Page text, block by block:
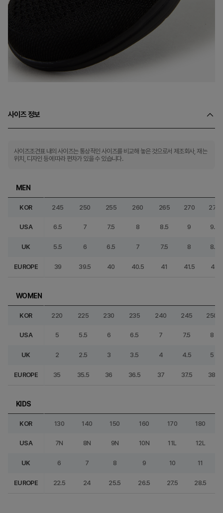
사이즈 정보
사이즈조견표 내의 사이즈는 통상적인 사이즈를 비교해 놓은 것으로서 제조회사, 재는
위치, 디자인 등에 따라 편차가 있을 수 있습니다.
MEN
KOR 245 250 255 260 265 270 275
USA 6.5 7 7.5 8 8.5 9 9.5
UK 5.5 6 6.5 7 7.5 8 8.5
EUROPE 39 39.5 40 40.5 41 41.5 42
WOMEN
KOR 220 225 230 235 240 245 250
USA 5 5.5 6 6.5 7 7.5 8
UK 2 2.5 3 3.5 4 4.5 5
EUROPE 35 35.5 36 36.5 37 37.5 38
KIDS
KOR 130 140 150 160 170 180
USA 7N 8N 9N 10N 11L 12L
UK 6 7 8 9 10 11
EUROPE 22.5 24 25.5 26.5 27.5 28.5